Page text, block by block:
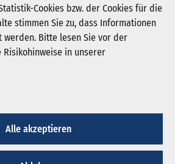
Cookies bzw. der Cookies für die
stimmen Sie zu, dass Informationen
werden. Bitte lesen Sie vor der
in unserer
Alle akzeptieren
Registrieren
Nordrhein-
© 2026